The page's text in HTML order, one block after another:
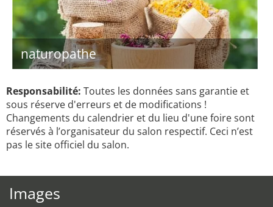
naturopathe
Responsabilité: Toutes les données sans garantie et
sous réserve d'erreurs et de modifications !
Changements du calendrier et du lieu d'une foire sont
réservés à l’organisateur du salon respectif. Ceci n’est
pas le site officiel du salon.
Images